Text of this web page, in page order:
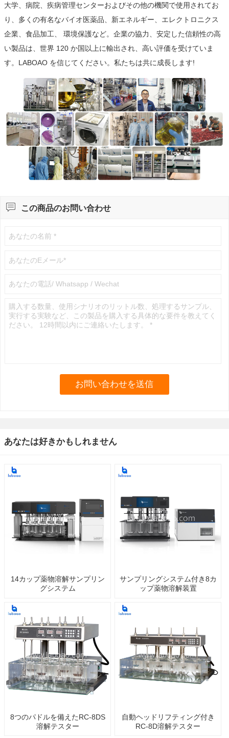
大学、病院、疾病管理センターおよびその他の機関で使用されてお
り、多くの有名なバイオ医薬品、新エネルギー、エレクトロニクス
企業、食品加工、 環境保護など。企業の協力、安定した信頼性の高
い製品は、世界 120 か国以上に輸出され、高い評価を受けていま
す。LABOAO を信じてください。私たちは共に成長します!
 この商品のお問い合わせ
あなたは好きかもしれません
14カップ薬物溶解サンプリン
グシステム
サンプリングシステム付き8カ
ップ薬物溶解装置
8つのパドルを備えたRC-8DS
溶解テスター
自動ヘッドリフティング付き
RC-8D溶解テスター